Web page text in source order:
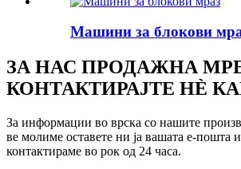
Машини за блокови
ЗА НАС ПРОДАЖНА
КОНТАКТИРАЈТЕ НÈ
За информации во врска со нашите
ве молиме оставете ни ја вашата е-пошта
контактираме во рок од 24 часа.